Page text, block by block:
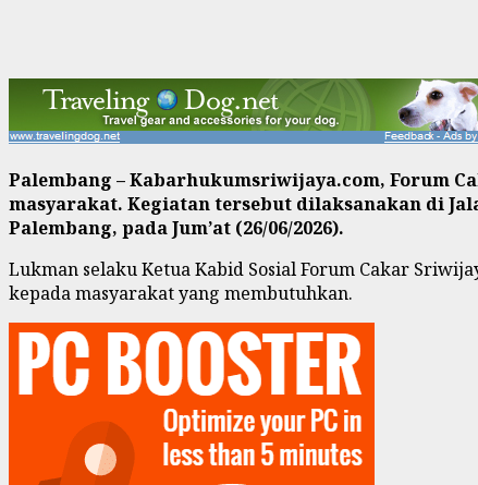
Palembang – Kabarhukumsriwijaya.com, Forum
masyarakat. Kegiatan tersebut dilaksanakan di
Palembang, pada Jum’at (26/06/2026).
Lukman selaku Ketua Kabid Sosial Forum Cakar
kepada masyarakat yang membutuhkan.